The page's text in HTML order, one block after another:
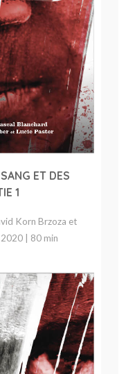
ET DES
1
Korn Brzoza et
| 80 min